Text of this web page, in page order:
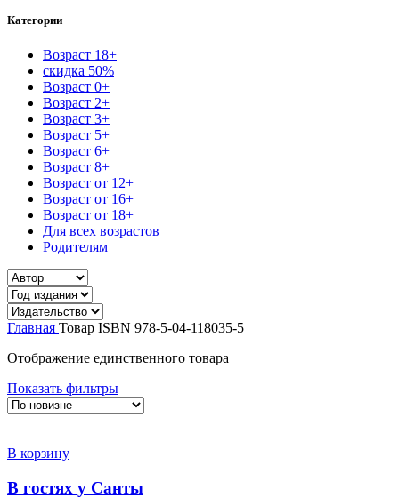
Категории
Возраст 18+
скидка 50%
Возраст 0+
Возраст 2+
Возраст 3+
Возраст 5+
Возраст 6+
Возраст 8+
Возраст от 12+
Возраст от 16+
Возраст от 18+
Для всех возрастов
Родителям
Главная Товар ISBN 978-5-04-118035-5
Отображение единственного товара
Показать фильтры
В корзину
В гостях у Санты